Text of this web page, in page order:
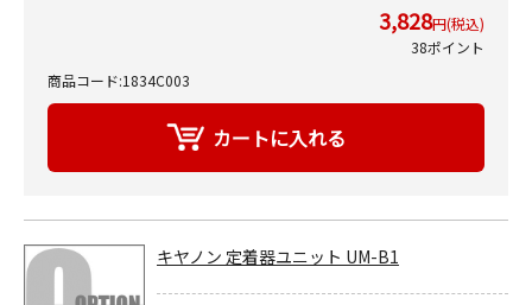
3,828円(税込)
38ポイント
商品コード:1834C003
キヤノン 定着器ユニット UM-B1